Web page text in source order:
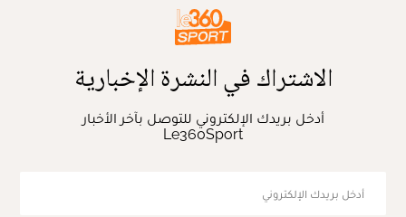
الاشتراك في النشرة الإخبارية
أدخل بريدك الإلكتروني للتوصل بآخر الأخبار
Le360Sport